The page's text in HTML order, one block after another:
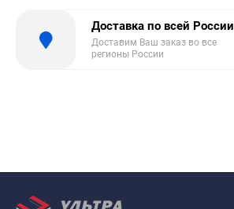
Доставка по всей России
Доставим Ваш заказ во все
регионы России